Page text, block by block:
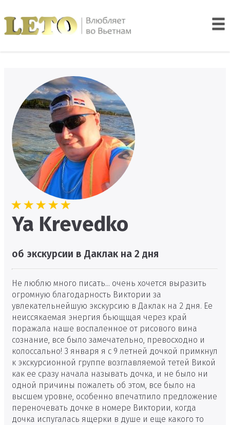
Ya Krevedko
об экскурсии в Даклак на 2 дня
Не люблю много писать... очень хочется выразить
огромную благодарность Виктории за
увлекательнейшую экскурсию в Даклак на 2 дня. Ее
неиссякаемая энергия бьющщая через край
поражала наше воспаленное от рисового вина
сознание, все было замечательно, превосходно и
колоссально! 3 января я с 9 летней дочкой примкнул
к экскурсионной группе возглавляемой тетей Викой
как ее сразу начала называть дочка, и не было ни
одной причины пожалеть об этом, все было на
высшем уровне, особенно впечатлило предложение
переночевать дочке в номере Виктории, когда
дочка испугалась ящерки в душе и еще какого то